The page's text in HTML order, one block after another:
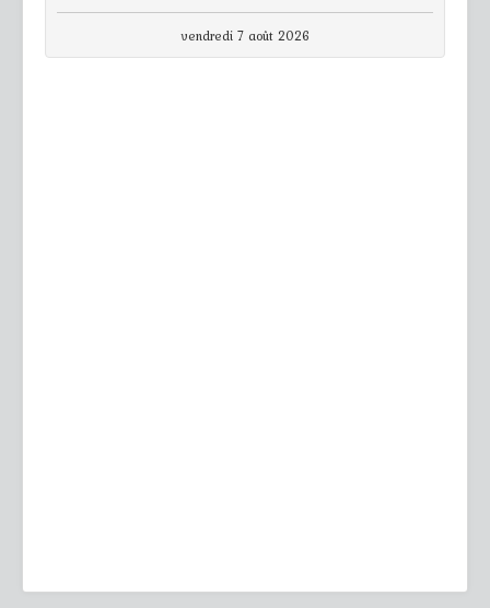
vendredi 7 août 2026